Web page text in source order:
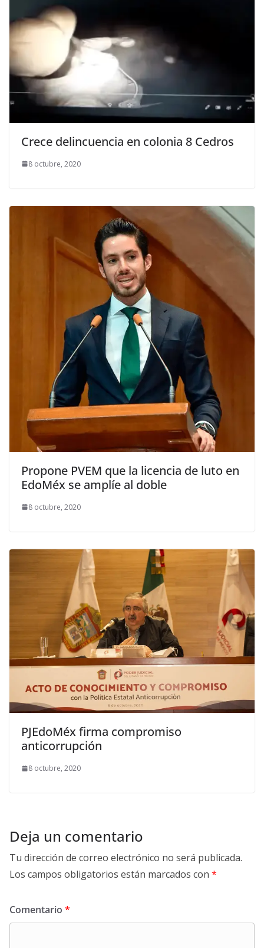
Crece delincuencia en colonia 8 Cedros
8 octubre, 2020
Propone PVEM que la licencia de luto en
EdoMéx se amplíe al doble
8 octubre, 2020
PJEdoMéx firma compromiso
anticorrupción
8 octubre, 2020
Deja un comentario
Tu dirección de correo electrónico no será publicada.
Los campos obligatorios están marcados con *
Comentario *